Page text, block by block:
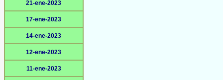
21-ene-2023
17-ene-2023
14-ene-2023
12-ene-2023
11-ene-2023